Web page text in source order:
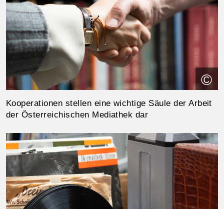
©
Kooperationen stellen eine wichtige Säule der Arbeit
der Österreichischen Mediathek dar